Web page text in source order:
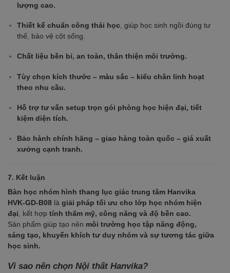
lượng cao.
Thiết kế chuẩn công thái học , giúp học sinh ngồi đúng tư
thế, bảo vệ cột sống.
Chất liệu bền bỉ, an toàn, thân thiện môi trường.
Tùy chọn kích thước – màu sắc – kiểu chân linh hoạt
theo nhu cầu.
Hỗ trợ tư vấn setup trọn gói phòng học hiện đại, tiết
kiệm diện tích.
Bảo hành chính hãng – giao hàng toàn quốc – giá xuất
xưởng cạnh tranh.
7. Kết luận
Bàn học nhóm hình thang lục giác trung tâm Hanvika
HVK-GD-B08 là giải pháp tối ưu cho lớp học nhóm hiện
đại , kết hợp tính thẩm mỹ, công năng và độ bền cao.
Sản phẩm giúp tạo nên môi trường học tập năng động,
sáng tạo, khuyến khích tư duy nhóm và sự tương tác giữa
học sinh.
Vì sao nên chọn Nội thất Hanvika?